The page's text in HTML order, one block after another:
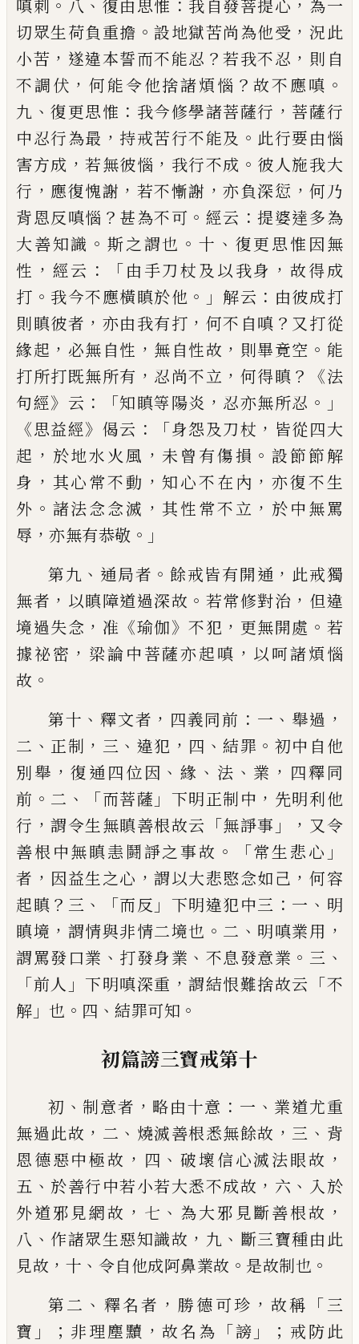
嗔刺 。 八 、 復由思惟 ： 我自發菩提心 ， 為一
切眾生荷負重擔 。設地獄苦尚為他受 ， 況此
小苦 ， 遂違本誓而不能忍 ？若我不忍 ， 則自
不調伏 ，何能令他捨諸煩惱 ？故不應嗔 。
九 、復更思惟 ： 我今修學諸菩薩行 ， 菩薩行
中忍行為最 ， 持戒苦行不能及 。 此行要由惱
害方成 ，若無彼惱 ， 我行不成 。 彼人施我大
行 ， 應復愧謝 ， 若不慚謝 ，亦負深愆 ，何乃
背恩反嗔惱 ？ 甚為不可 。 經云 ：提婆達多為
大善知識 。 斯之謂也 。 十 、 復更思惟 因無
性 ， 經云 ：「由手刀杖及 以我身 ， 故得成
打 。 我今不應橫瞋於他 。」 解云 ： 由彼成打
則瞋彼者 ， 亦由我有打 ， 何不自嗔 ？ 又打從
緣起 ， 必無自性 ， 無自性故 ， 則畢竟空 。 能
打所打既無所有 ， 忍尚不立 ， 何得瞋 ？《法
句經》 云 ：「知瞋等陽炎 ， 忍亦無所忍 。」
《思益經》 偈云 ： 「身怨及刀杖 ， 皆從四大
起 ， 於地水火風 ， 未曾 有傷損 。設節節解
身 ， 其心常不動 ，知心不在 內 ，亦復不生
外 。 諸法念念滅 ，其性常不立 ， 於中無罵
辱 ， 亦無有恭敬 。」
第九 、 通局者 。餘戒皆有開通 ， 此戒獨
無者 ， 以瞋障道過深故 。 若常修對治 ， 但違
境過失念 ， 准 《瑜伽》不犯 ， 更無開處 。 若
據祕密 ， 梁論中菩薩亦起嗔 ， 以呵諸煩惱
故 。
第十 、釋文者 ， 四義同前 ： 一 、 舉過 ，
二 、 正制 ， 三 、 違犯 ， 四 、結罪 。 初中自他
別舉 ，復通四位因 、 緣 、 法 、 業 ， 四釋同
前 。 二 、「而菩薩 」 下明正制中 ， 先明利他
行 ，謂令生無瞋善根故云 「無諍事 」， 又令
善根中無瞋恚鬪諍之事故 。「常生悲心 」
者 ， 因益生之心 ，謂以大悲愍念如己 ， 何容
起瞋 ？ 三 、「而反 」 下明違犯中三 ： 一 、 明
瞋境 ， 謂情與非情二境也 。 二 、 明嗔業用 ，
謂罵發口業 、 打發身業 、 不息發意業 。 三 、
「前人 」 下明嗔深重 ，謂結恨難捨故云 「不
解 」 也 。 四 、 結罪可知 。
初篇謗三寶戒第十
初 、制意者 ， 略由十意 ： 一 、 業道尤重
無過此故 ， 二 、 燒滅善根悉無餘故 ， 三 、 背
恩德惡中極故 ， 四 、破壞信心滅法眼故 ，
五 、 於善行中若小若大悉不成故 ， 六 、 入於
外道邪見網故 ， 七 、 為大邪見斷善根故 ，
八 、 作諸眾生惡知識故 ， 九 、 斷三寶種由此
見故 ， 十 、 令自他成阿鼻業故 。 是故制也 。
第二 、 釋名者 ， 勝德可珍 ，故稱 「三
寶 」； 非理塵黷 ，故名為 「謗 」； 戒防此